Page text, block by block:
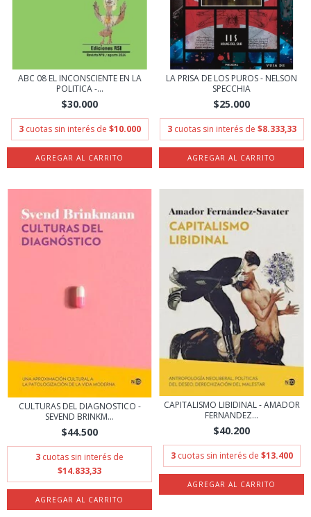
ABC 08 EL INCONSCIENTE EN LA
POLITICA -...
$30.000
3 cuotas sin interés de $10.000
LA PRISA DE LOS PUROS - NELSON
SPECCHIA
$25.000
3 cuotas sin interés de $8.333,33
CULTURAS DEL DIAGNOSTICO -
SEVEND BRINKM...
$44.500
3 cuotas sin interés de
$14.833,33
CAPITALISMO LIBIDINAL - AMADOR
FERNANDEZ...
$40.200
3 cuotas sin interés de $13.400